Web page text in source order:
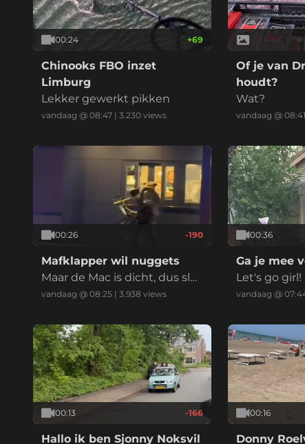
00:24 +69
Chinooks FBO inzet
Limburg
Lekker gewerkt pikken
vandaag @ 08:47 | 3.230 views
Of je van
houdt?
Wat?
vandaag @ 08:41
00:26 -190
Mafklapper wil nuggets
Maar de Mac is dicht, dus slaa
t ie de hele bende aan puin
vandaag @ 08:25 | 3.938 views
00:36
Ga je mee
Let's go girl!
vandaag @
00:13 -166
Hallo ik ben Sjonny Noksvil
00:16
Donny